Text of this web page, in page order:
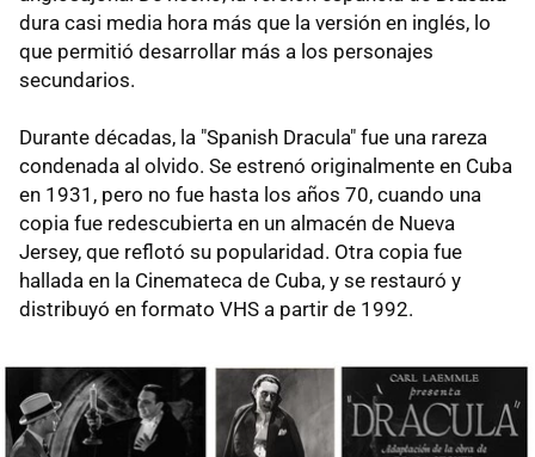
dura casi media hora más que la versión en inglés, lo
que permitió desarrollar más a los personajes
secundarios.
Durante décadas, la "Spanish Dracula" fue una rareza
condenada al olvido. Se estrenó originalmente en Cuba
en 1931, pero no fue hasta los años 70, cuando una
copia fue redescubierta en un almacén de Nueva
Jersey, que reflotó su popularidad. Otra copia fue
hallada en la Cinemateca de Cuba, y se restauró y
distribuyó en formato VHS a partir de 1992.